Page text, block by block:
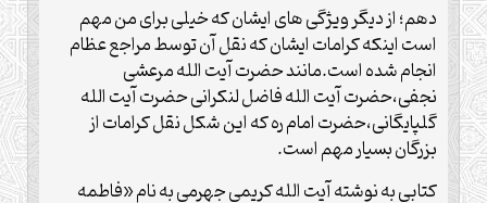
دهم؛ از دیگر ویژگی های ایشان که خیلی برای من مهم
است اینکه کرامات ایشان که نقل آن توسط مراجع عظام
انجام شده است.مانند حضرت آیت الله مرعشی
نجفی،حضرت آیت الله فاضل لنکرانی حضرت آیت الله
گلپایگانی،حضرت امام ره که این شکل نقل کرامات از
بزرگان بسیار مهم است.
کتابی به نوشته آیت الله کریمی جهرمی به نام «فاطمه